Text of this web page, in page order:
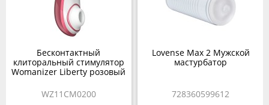
Бесконтактный
клиторальный стимулятор
Womanizer Liberty розовый
WZ11CM0200
Lovense Max 2 Мужской
мастурбатор
728360599612